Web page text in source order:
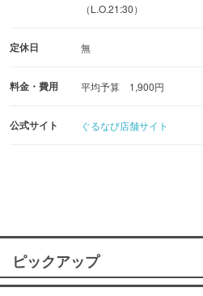
当日予約のご希望は、直接店舗
（L.O.21:30）
定休日 無
料金・費用 平均予算 1,900円
公式サイト ぐるなび店舗サイト
ピックアップ